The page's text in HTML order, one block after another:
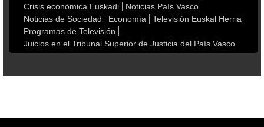
Crisis económica Euskadi
Noticias País Vasco
Noticias de Sociedad
Economía
Televisión Euskal Herria
Programas de Televisión
Juicios en el Tribunal Superior de Justicia del País Vasco